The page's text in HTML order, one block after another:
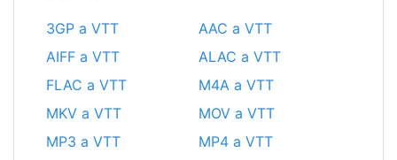
3GP a VTT
AAC a VTT
AIFF a VTT
ALAC a VTT
FLAC a VTT
M4A a VTT
MKV a VTT
MOV a VTT
MP3 a VTT
MP4 a VTT